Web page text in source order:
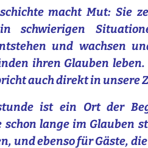
macht Mut: Sie
schwierigen
und wachsen
ihren Glauben
auch direkt in unsere
ist ein Ort der
schon lange im Glauben
und ebenso für Gäste,